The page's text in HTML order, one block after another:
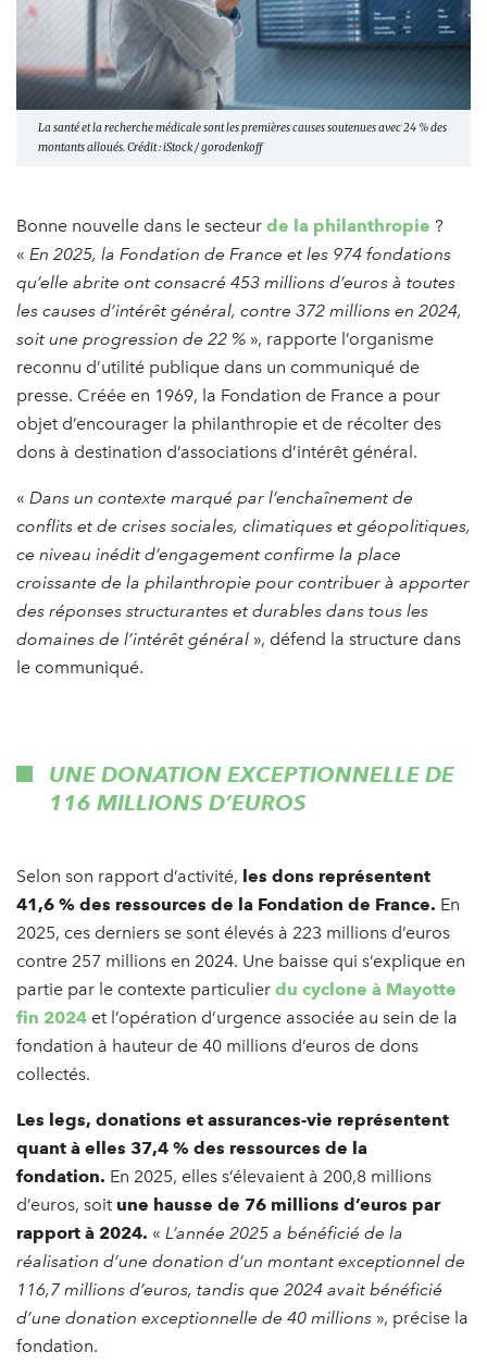
La santé et la recherche médicale sont les premières causes soutenues avec 24 % des
montants alloués. Crédit : iStock / gorodenkoff
Bonne nouvelle dans le secteur de la philanthropie ?
« En 2025, la Fondation de France et les 974 fondations
qu’elle abrite ont consacré 453 millions d’euros à toutes
les causes d’intérêt général, contre 372 millions en 2024,
soit une progression de 22 % », rapporte l’organisme
reconnu d’utilité publique dans un communiqué de
presse. Créée en 1969, la Fondation de France a pour
objet d’encourager la philanthropie et de récolter des
dons à destination d’associations d’intérêt général.
« Dans un contexte marqué par l’enchaînement de
conflits et de crises sociales, climatiques et géopolitiques,
ce niveau inédit d’engagement confirme la place
croissante de la philanthropie pour contribuer à apporter
des réponses structurantes et durables dans tous les
domaines de l’intérêt général », défend la structure dans
le communiqué.
UNE DONATION EXCEPTIONNELLE DE
116 MILLIONS D’EUROS
Selon son rapport d’activité, les dons représentent
41,6 % des ressources de la Fondation de France. En
2025, ces derniers se sont élevés à 223 millions d’euros
contre 257 millions en 2024. Une baisse qui s’explique en
partie par le contexte particulier du cyclone à Mayotte
fin 2024 et l’opération d’urgence associée au sein de la
fondation à hauteur de 40 millions d’euros de dons
collectés.
Les legs, donations et assurances-vie représentent
quant à elles 37,4 % des ressources de la
fondation. En 2025, elles s’élevaient à 200,8 millions
d’euros, soit une hausse de 76 millions d’euros par
rapport à 2024. « L’année 2025 a bénéficié de la
réalisation d’une donation d’un montant exceptionnel de
116,7 millions d’euros, tandis que 2024 avait bénéficié
d’une donation exceptionnelle de 40 millions », précise la
fondation.